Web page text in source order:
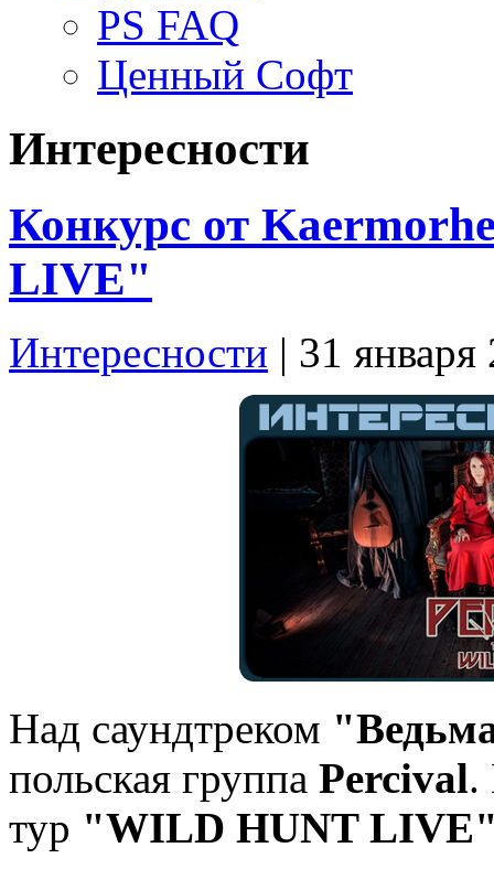
PS FAQ
Ценный Софт
Интересности
Конкурс от
LIVE"
Интересности | 31 января
Над саундтреком
польская группа Percival.
тур "WILD HUNT